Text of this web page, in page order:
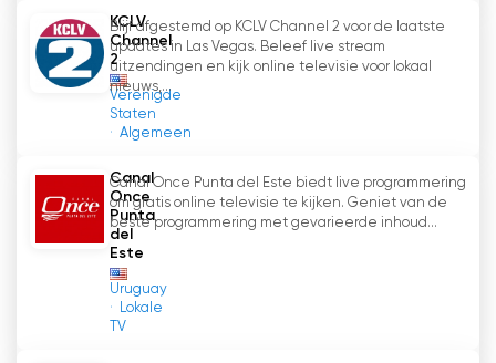
het laatste nieuws, sportupdates,
entertainment of
gemeenschapsevenementen, WISH-TV zorgt
ervoor dat de inhoud relevant en boeiend blijft
voor de kijkers.
Wish TV 8 Bekijk live streaming
KCLV
Channel
2
Verenigde
Staten
Algemeen
Blijf afgestemd op KCLV Channel 2 voor de laatste
updates in Las Vegas. Beleef live stream
uitzendingen en kijk online televisie voor lokaal
nieuws,...
Canal
Once
Punta
del
Este
Uruguay
Lokale
TV
Canal Once Punta del Este biedt live programmering
om gratis online televisie te kijken. Geniet van de
beste programmering met gevarieerde inhoud...